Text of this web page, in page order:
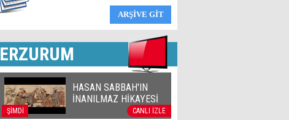
ERZURUM
ŞİMDİ CANLI İZLE
HASAN SABBAH'IN
İNANILMAZ HİKAYESİ